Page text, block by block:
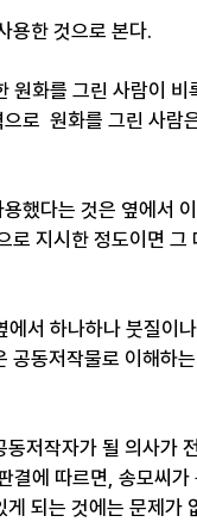
용한 것으로 본다.
원화를 그린 사람이 비
로  원화를 그린 사람
했다는 것은 옆에서
로 지시한 정도이면 그
서 하나하나 붓질이
공동저작물로 이해하
저작자가 될 의사가
에 따르면, 송모씨가
되는 것에는 문제가